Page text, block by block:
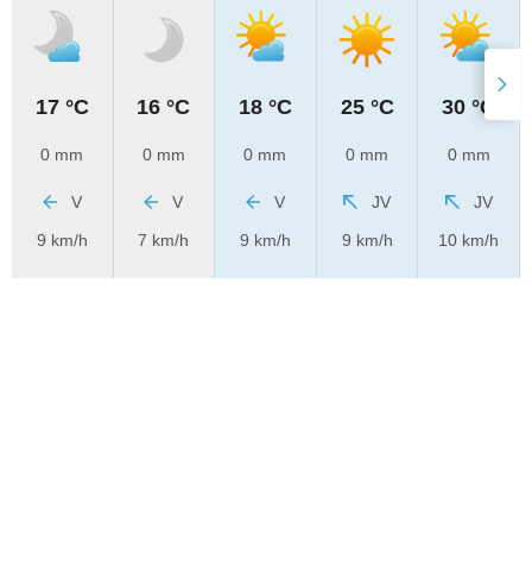
17 °C
0 mm
V
9 km/h
16 °C
0 mm
V
7 km/h
18 °C
0 mm
V
9 km/h
25 °C
0 mm
JV
9 km/h
30 °C
0 mm
JV
10 km/h